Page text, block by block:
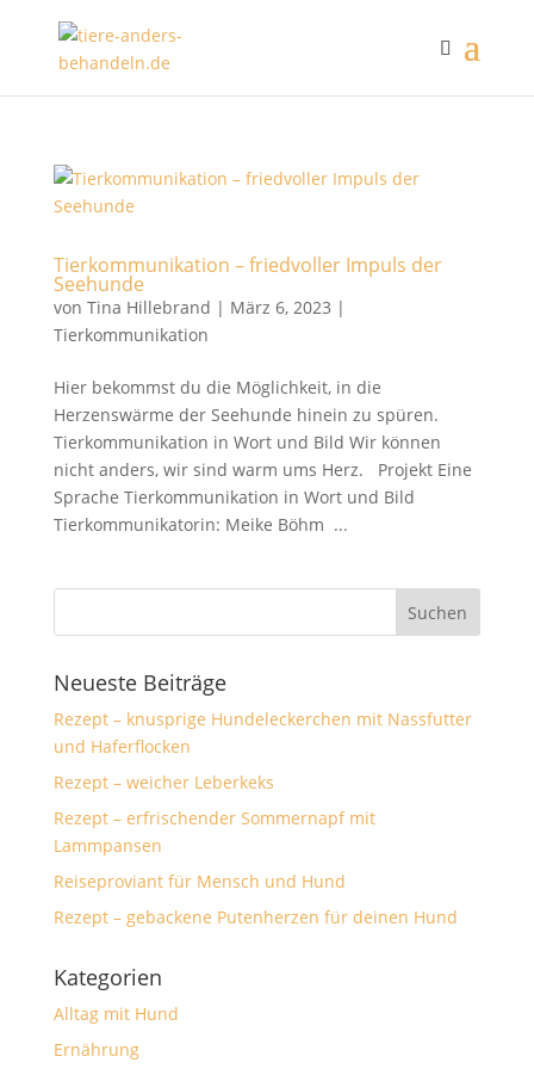
Tierkommunikation – friedvoller Impuls der
Seehunde
von Tina Hillebrand | März 6, 2023 |
Tierkommunikation
Hier bekommst du die Möglichkeit, in die
Herzenswärme der Seehunde hinein zu spüren.
Tierkommunikation in Wort und Bild Wir können
nicht anders, wir sind warm ums Herz. Projekt Eine
Sprache Tierkommunikation in Wort und Bild
Tierkommunikatorin: Meike Böhm ...
Neueste Beiträge
Rezept – knusprige Hundeleckerchen mit Nassfutter
und Haferflocken
Rezept – weicher Leberkeks
Rezept – erfrischender Sommernapf mit
Lammpansen
Reiseproviant für Mensch und Hund
Rezept – gebackene Putenherzen für deinen Hund
Kategorien
Alltag mit Hund
Ernährung